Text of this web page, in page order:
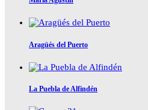
Aragüés del Puerto
La Puebla de Alfindén